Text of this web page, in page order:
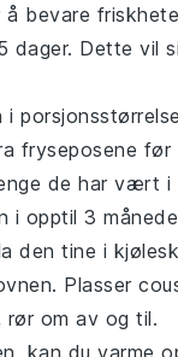
bevare
dager. Dette vil
i
fryseposene før
de har vært i
i opptil 3
den tine i
Plasser
om av og til.
kan du varme